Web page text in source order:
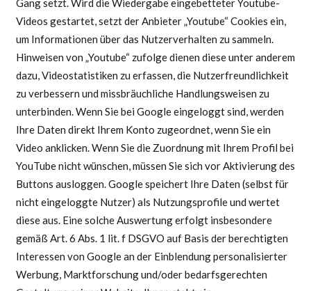
Gang setzt. Wird die Wiedergabe eingebetteter Youtube-
Videos gestartet, setzt der Anbieter „Youtube“ Cookies ein,
um Informationen über das Nutzerverhalten zu sammeln.
Hinweisen von „Youtube“ zufolge dienen diese unter anderem
dazu, Videostatistiken zu erfassen, die Nutzerfreundlichkeit
zu verbessern und missbräuchliche Handlungsweisen zu
unterbinden. Wenn Sie bei Google eingeloggt sind, werden
Ihre Daten direkt Ihrem Konto zugeordnet, wenn Sie ein
Video anklicken. Wenn Sie die Zuordnung mit Ihrem Profil bei
YouTube nicht wünschen, müssen Sie sich vor Aktivierung des
Buttons ausloggen. Google speichert Ihre Daten (selbst für
nicht eingeloggte Nutzer) als Nutzungsprofile und wertet
diese aus. Eine solche Auswertung erfolgt insbesondere
gemäß Art. 6 Abs. 1 lit. f DSGVO auf Basis der berechtigten
Interessen von Google an der Einblendung personalisierter
Werbung, Marktforschung und/oder bedarfsgerechten